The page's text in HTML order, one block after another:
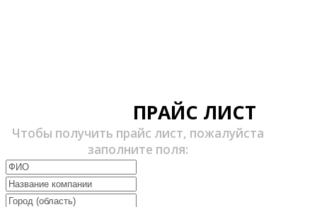
ПРАЙС ЛИСТ
Чтобы получить прайс лист, пожалуйста
заполните поля: